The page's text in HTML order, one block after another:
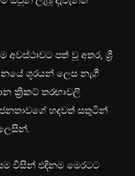
අවස්ථාවට පත් වූ අතර, ශ්‍රී
ශූරයන් ලෙස නැගී
ක්‍රිකට් තරඟාවලි
හදවත් සතුටින්
විසින් එදිනම මෙරටට